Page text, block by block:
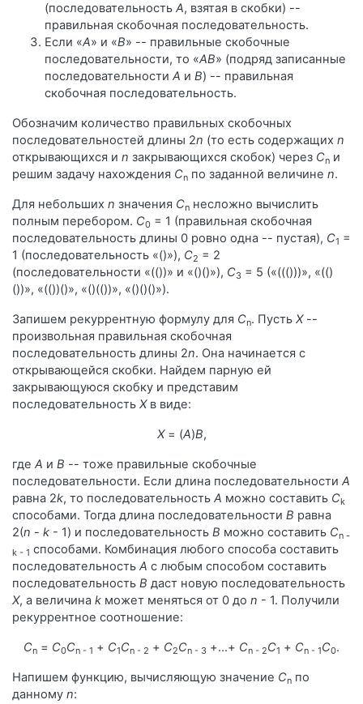
(последовательность A, взятая в скобки) --
правильная скобочная последовательность.
Если «A» и «B» -- правильные скобочные
последовательности, то «AB» (подряд записанные
последовательности A и B) -- правильная
скобочная последовательность.
Обозначим количество правильных скобочных
последовательностей длины 2n (то есть содержащих n
открывающихся и n закрывающихся скобок) через Cn и
решим задачу нахождения Cn по заданной величине n.
Для небольших n значения Cn несложно вычислить
полным перебором. C0 = 1 (правильная скобочная
последовательность длины 0 ровно одна -- пустая), C1 =
1 (последовательность «()»), C2 = 2
(последовательности «(())» и «()()»), C3 = 5 («((()))», «(()
())», «(())()», «()(())», «()()()»).
Запишем рекуррентную формулу для Cn. Пусть X--
произвольная правильная скобочная
последовательность длины 2n. Она начинается с
открывающейся скобки. Найдем парную ей
закрывающуюся скобку и представим
последовательность Xв виде:
X= (A)B,
где A и B -- тоже правильные скобочные
последовательности. Если длина последовательности A
равна 2k, то последовательность A можно составить Ck
способами. Тогда длина последовательности B равна
2(n - k - 1) и последовательность B можно составить Cn -
k - 1 способами. Комбинация любого способа составить
последовательность A с любым способом составить
последовательность B даст новую последовательность
X, а величина k может меняться от 0 до n - 1. Получили
рекуррентное соотношение:
Cn = C0Cn - 1 + C1Cn - 2 + C2Cn - 3 +...+ Cn - 2C1 + Cn - 1C0.
Напишем функцию, вычисляющую значение Cn по
данному n: